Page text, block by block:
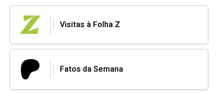
Visitas à Folha Z
Fatos da Semana